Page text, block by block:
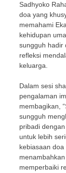
Sadhyoko
doa yang
memahami
kehidupan
sungguh hadir
refleksi
keluarga.
Dalam sesi
pengalaman
membagikan,
sungguh
pribadi
untuk lebih
kebiasaan
memperbaiki